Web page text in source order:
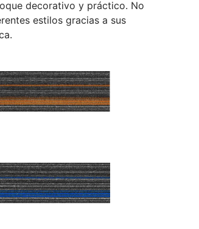
decorativo y práctico. No
estilos gracias a sus